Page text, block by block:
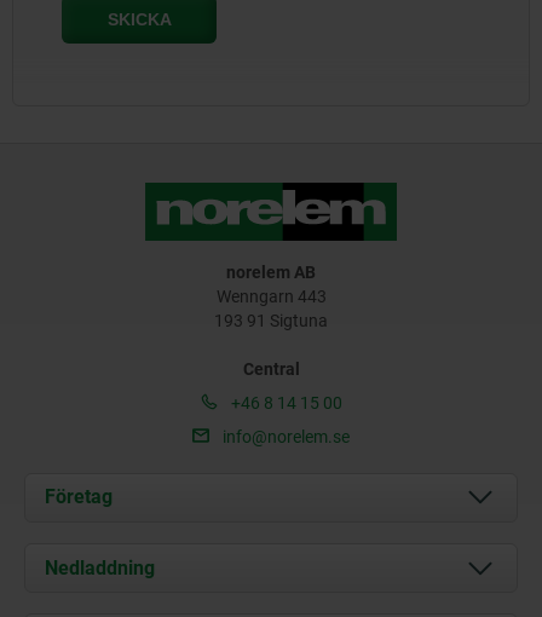
norelem AB
Wenngarn 443
193 91 Sigtuna
Central
+46 8 14 15 00
info@norelem.se
Företag
Om oss
Nedladdning